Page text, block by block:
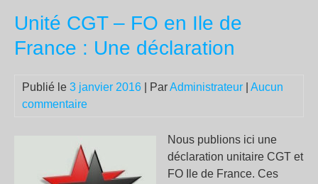
Unité CGT – FO en Ile de
France : Une déclaration
Publié le 3 janvier 2016 | ParAdministrateur
Aucun
commentaire
Nous publions ici une
déclaration unitaire CGT et
FO Ile de France. Ces